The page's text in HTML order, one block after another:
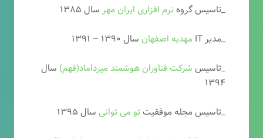
_تاسیس گروه نرم افزاری ایران مهر سال ۱۳۸۵
_مدیر IT
مهدیه اصفهان سال ۱۳۹۰ – ۱۳۹۱
_تاسیس شرکت فناوران هوشمند میرداماد(فهم) سال
۱۳۹۴
_تاسیس مجله موفقیتتو می توانی سال ۱۳۹۵